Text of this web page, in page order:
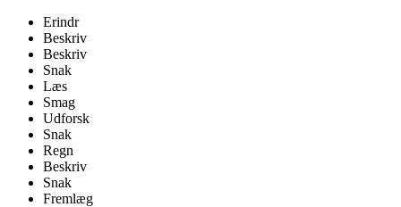
Erindr
Beskriv
Beskriv
Snak
Læs
Smag
Udforsk
Snak
Regn
Beskriv
Snak
Fremlæg